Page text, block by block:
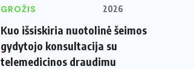
GROŽIS
2026
Kuo išsiskiria nuotolinė šeimos
gydytojo konsultacija su
telemedicinos draudimu